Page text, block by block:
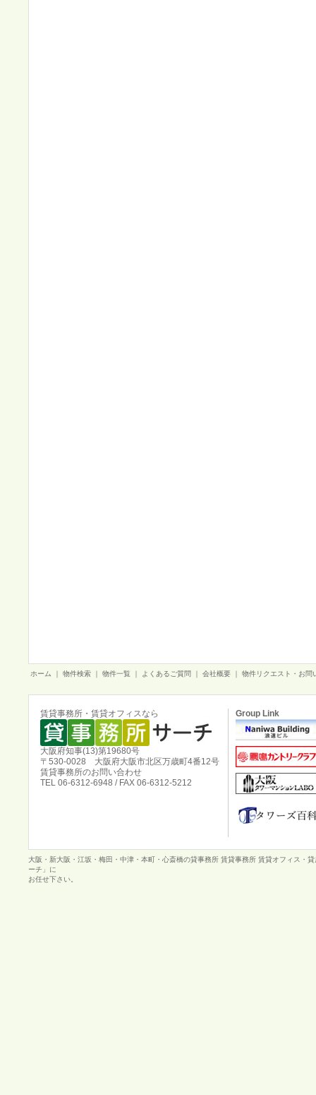
ホーム 物件検索 物件一覧 よくあるご質問 会社概要 物件リクエスト・お問
賃貸事務所・賃貸オフィスなら
大阪府知事(13)第19680号
〒530-0028 大阪府大阪市北区万歳町4番12号
賃貸事務所のお問い合わせ
TEL 06-6312-6948 / FAX 06-6312-5212
Group Link
大阪・新大阪・江坂・梅田・中津・本町・心斎橋の貸事務所 賃貸事務所 賃貸オフィス・
ーチ」に
お任せ下さい。